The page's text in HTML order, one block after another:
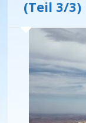
(Teil 3/3)